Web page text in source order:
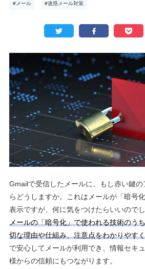
#メール #迷惑メール対策
Gmailで受信したメールに、もし赤い鍵
らどうしますか。これはメールが「暗号
表示ですが、何に気をつけたらいいので
メールの「暗号化」で使われる技術のう
切な理由や仕組み、注意点をわかりやす
で安心してメールが利用でき、情報セキ
様からの信頼にもつながります。